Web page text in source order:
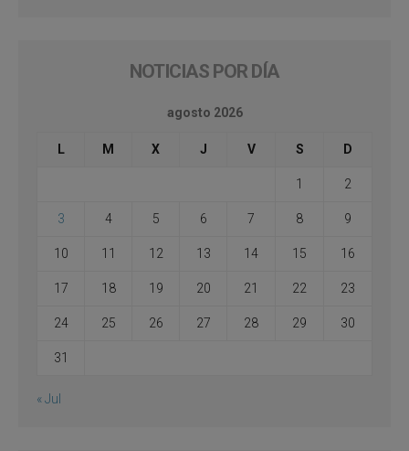
NOTICIAS POR DÍA
agosto 2026
L M X J V S D
1 2
3 4 5 6 7 8 9
10 11 12 13 14 15 16
17 18 19 20 21 22 23
24 25 26 27 28 29 30
31
« Jul